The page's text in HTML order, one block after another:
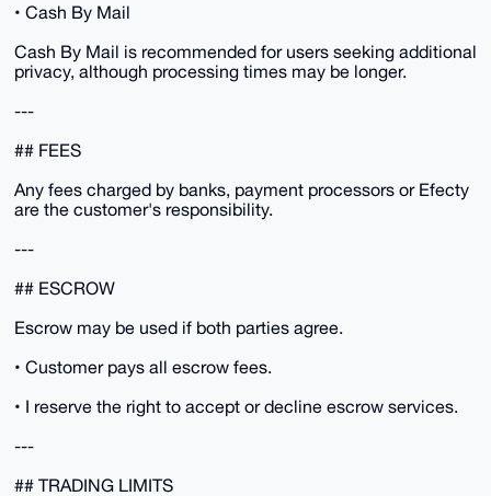
• Cash By Mail
Cash By Mail is recommended for users seeking additional
privacy, although processing times may be longer.
---
## FEES
Any fees charged by banks, payment processors or Efecty
are the customer's responsibility.
---
## ESCROW
Escrow may be used if both parties agree.
• Customer pays all escrow fees.
• I reserve the right to accept or decline escrow services.
---
## TRADING LIMITS